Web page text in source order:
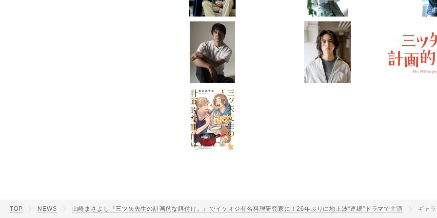
TOP NEWS 山崎まさよし『三ツ矢先生の計画的な餌付け。』でイケオジ有名料理研究家に！26年ぶりに地上波“連続”ドラマで主演 ギャ